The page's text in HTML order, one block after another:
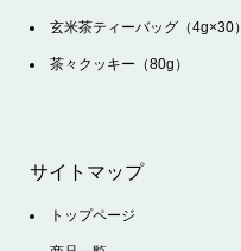
玄米茶ティーバッグ（4g×30）
茶々クッキー（80g）
サイトマップ
トップページ